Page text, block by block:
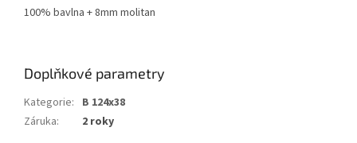
100% bavlna + 8mm molitan
Doplňkové parametry
Kategorie: B 124x38
Záruka: 2 roky